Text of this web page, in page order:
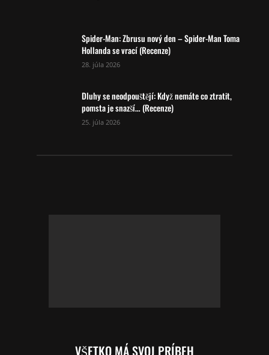
Spider-Man: Zbrusu nový den – Spider-Man Toma
Hollanda se vrací (Recenze)
28. júla 2026
Dluhy se neodpouštějí: Když nemáte co ztratit,
pomsta je snazší… (Recenze)
25. júla 2026
VŠETKO MÁ SVOJ PRÍBEH